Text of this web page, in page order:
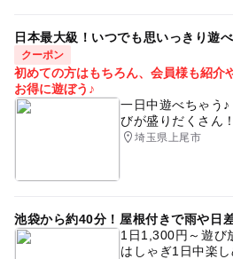
日本最大級！いつでも思いっきり遊
クーポン
初めての方はもちろん、会員様も紹介
お得に遊ぼう♪
一日中遊べちゃう
びが盛りだくさん！
埼玉県上尾市
池袋から約40分！屋根付きで雨や日
1日1,300円～遊び
はしゃぎ1日中楽